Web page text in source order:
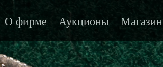
О фирме Аукционы Магазин